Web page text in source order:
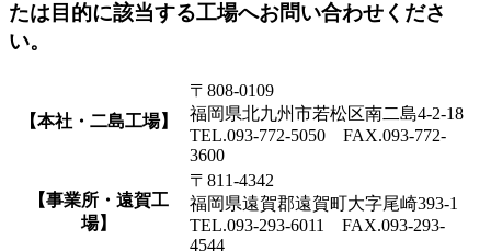
たは目的に該当する工場へお問い合わせくださ
い。
【本社・二島工場】
〒808-0109
福岡県北九州市若松区南二島4-2-18
TEL.093-772-5050 FAX.093-772-
3600
【事業所・遠賀工
場】
〒811-4342
福岡県遠賀郡遠賀町大字尾崎393-1
TEL.093-293-6011 FAX.093-293-
4544